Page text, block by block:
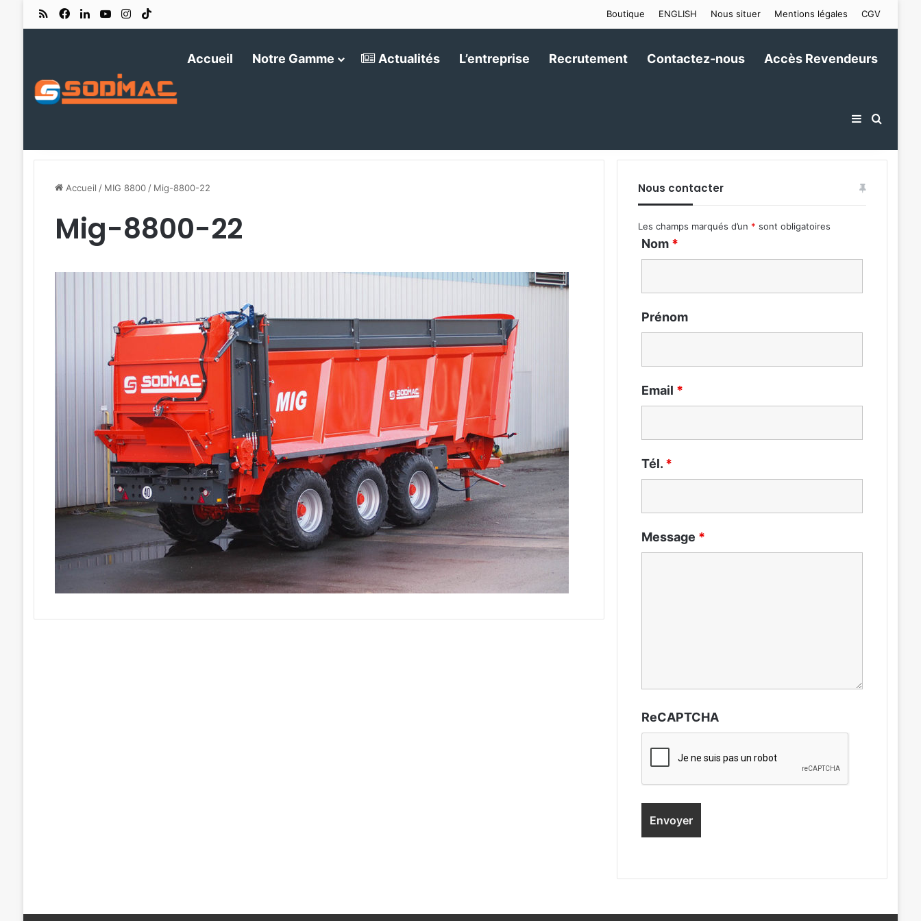
RSSFacebook
LinkedinYouTubeInstagram Boutique ENGLISH Nous situer Mentions légales CGV
Accueil Notre Gamme Actualités L’entreprise Recrutement Contactez-nous Accès Revendeurs
Sidebar
Accueil / MIG 8800 / Mig-8800-22
Mig-8800-22
Nous contacter
Les champs marqués d’un * sont obligatoires
Nom *
Prénom
Email *
Tél. *
Message *
ReCAPTCHA